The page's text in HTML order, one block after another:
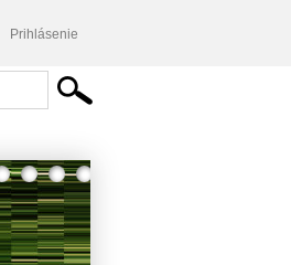
Prihlásenie